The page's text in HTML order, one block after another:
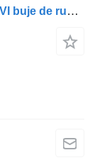
Renault 5010216920 SNR 5010216920RVI buje de rueda para Renault MAGNUM.PREMIUM camión